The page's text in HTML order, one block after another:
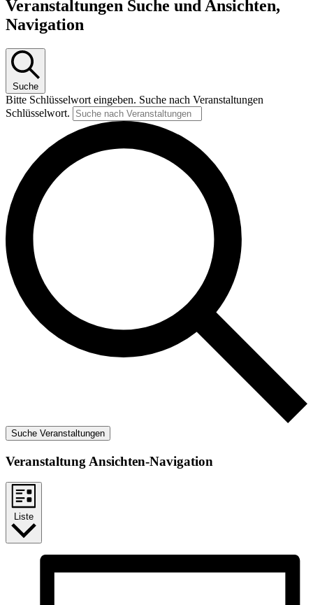
Veranstaltungen Suche und Ansichten,
Navigation
Suche
Bitte Schlüsselwort eingeben. Suche nach Veranstaltungen
Schlüsselwort.
Suche Veranstaltungen
Veranstaltung Ansichten-Navigation
Liste